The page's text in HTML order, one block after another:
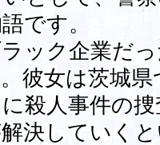
です。
ック企業だ
彼女は茨城
殺人事件の
決していく